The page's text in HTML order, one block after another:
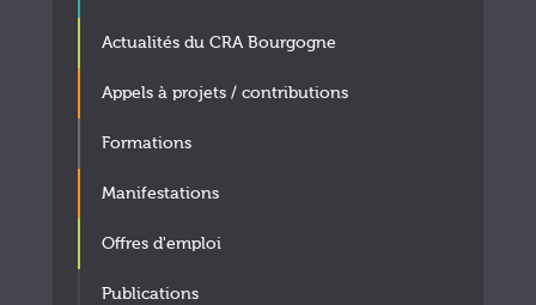
Actualités du CRA Bourgogne
Appels à projets / contributions
Formations
Manifestations
Offres d'emploi
Publications